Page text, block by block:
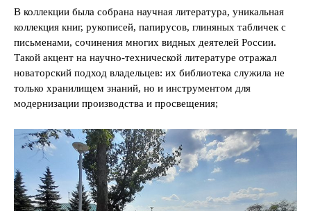
В коллекции была собрана научная литература, уникальная
коллекция книг, рукописей, папирусов, глиняных табличек с
письменами, сочинения многих видных деятелей России.
Такой акцент на научно-технической литературе отражал
новаторский подход владельцев: их библиотека служила не
только хранилищем знаний, но и инструментом для
модернизации производства и просвещения;